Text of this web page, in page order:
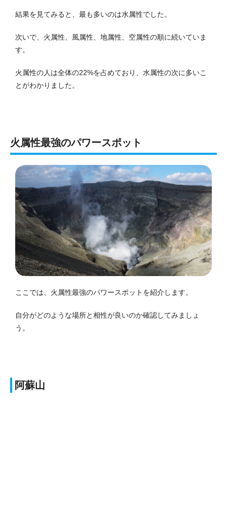
結果を見てみると、最も多いのは水属性でした。
次いで、火属性、風属性、地属性、空属性の順に続いていま
す。
火属性の人は全体の22%を占めており、水属性の次に多いこ
とがわかりました。
火属性最強のパワースポット
ここでは、火属性最強のパワースポットを紹介します。
自分がどのような場所と相性が良いのか確認してみましょ
う。
阿蘇山